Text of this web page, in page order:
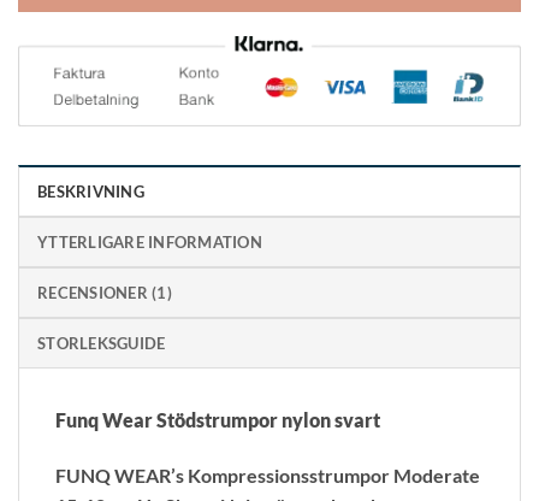
BESKRIVNING
YTTERLIGARE INFORMATION
RECENSIONER (1)
STORLEKSGUIDE
Funq Wear Stödstrumpor nylon svart
FUNQ WEAR’s Kompressionsstrumpor Moderate